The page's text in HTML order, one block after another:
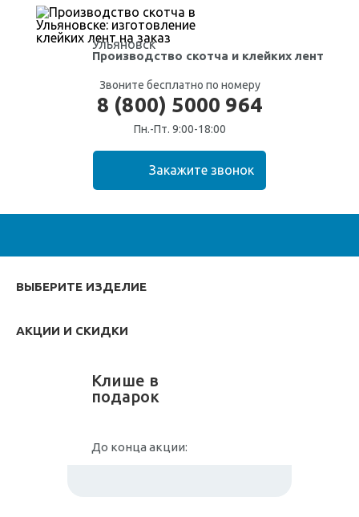
Ульяновск
Производство скотча и клейких лент
Звоните бесплатно по номеру
8 (800) 5000 964
Пн.-Пт. 9:00-18:00
ВЫБЕРИТЕ ИЗДЕЛИЕ
АКЦИИ И СКИДКИ
Клише в
подарок
До конца акции: